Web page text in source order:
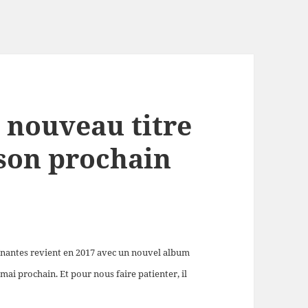
nouveau titre
prochain
revient en 2017 avec un nouvel album
prochain. Et pour nous faire patienter, il